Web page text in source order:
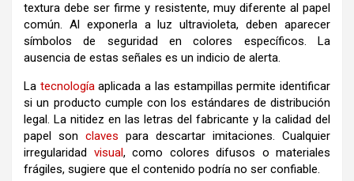
textura debe ser firme y resistente, muy diferente al papel
común. Al exponerla a luz ultravioleta, deben aparecer
símbolos de seguridad en colores específicos. La
ausencia de estas señales es un indicio de alerta.
La tecnologíaaplicada a las estampillas permite identificar
si un producto cumple con los estándares de distribución
legal. La nitidez en las letras del fabricante y la calidad del
papel son claves para descartar imitaciones. Cualquier
irregularidad visual, como colores difusos o materiales
frágiles, sugiere que el contenido podría no ser confiable.